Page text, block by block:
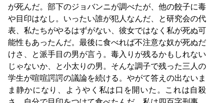
が死んだ。部下のジョバンニが調べたが、他の餃子に毒
や目印はなし。いったい誰が犯人なんだ、と研究会の代
表、私たちがやるはずがない、彼女ではなく私が死ぬ可
能性もあったんだ。最後に食べれば不注意な奴が死ぬだ
けさ、と派手目の男が言う。毒入りが残るかもしれない
じゃないか、と小太りの男。そんな調子で残った三人の
学生が喧喧諤諤の議論を続ける。やがて答えの出ないま
ま静かになり、ようやく私は口を開いた。これは自殺